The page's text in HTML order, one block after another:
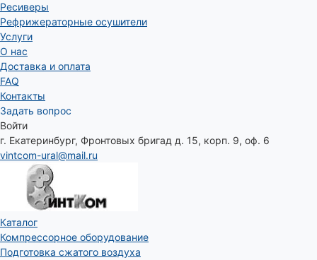
Ресиверы
Рефрижераторные осушители
Услуги
О нас
Доставка и оплата
FAQ
Контакты
Задать вопрос
Войти
г. Екатеринбург, Фронтовых бригад д. 15, корп. 9, оф. 6
vintcom-ural@mail.ru
Каталог
Компрессорное оборудование
Подготовка сжатого воздуха